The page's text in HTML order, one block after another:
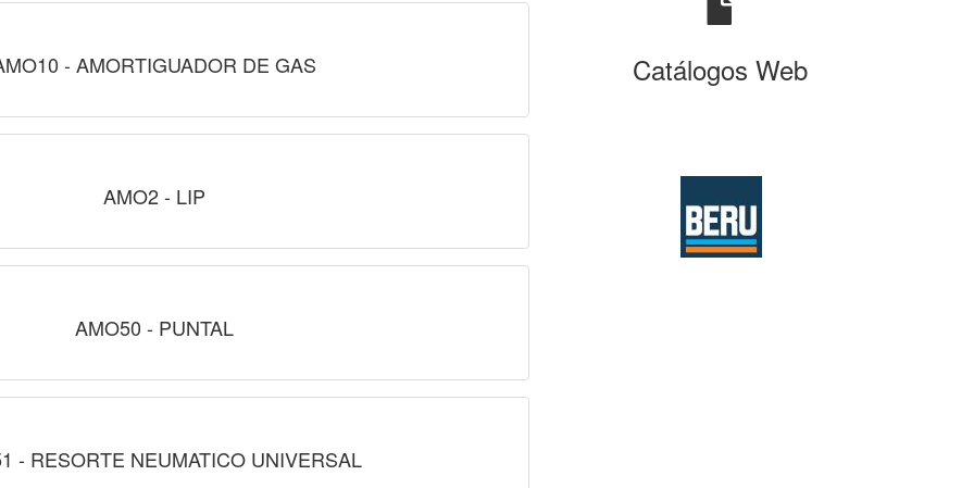
- AMORTIGUADOR DE GAS
AMO2 - LIP
AMO50 - PUNTAL
- RESORTE NEUMATICO UNIVERSAL
Catálogos Web